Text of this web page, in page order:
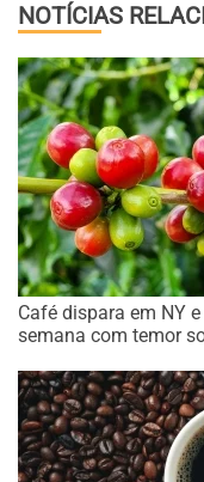
NOTÍCIAS
Café dispara em NY
semana com temor